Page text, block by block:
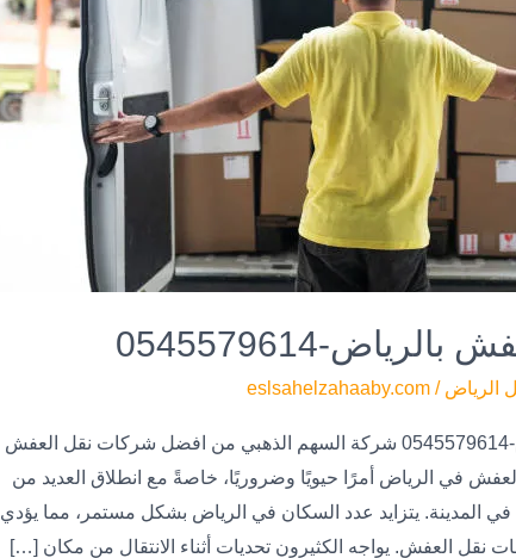
0545579614
الرياض /
eslsahelzahaaby.com
شركات نقل عفش بالرياض-0545579614 شركة السهم الذهبي من افضل شركات نقل العفش
في الرياض أمرًا حيويًا وضروريًا، خاصةً مع انطلاق العديد من
في المدينة. يتزايد عدد السكان في الرياض بشكل مستمر، مما يؤدي
نقل العفش. يواجه الكثيرون تحديات أثناء الانتقال من مكان […]